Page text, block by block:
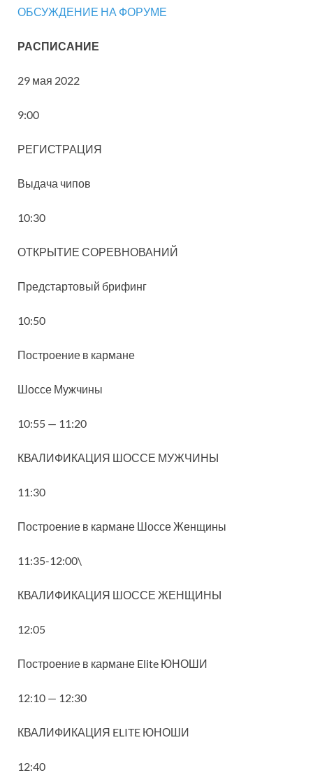
ОБСУЖДЕНИЕ НА ФОРУМЕ
РАСПИСАНИЕ
29 мая 2022
9:00
РЕГИСТРАЦИЯ
Выдача чипов
10:30
ОТКРЫТИЕ СОРЕВНОВАНИЙ
Предстартовый брифинг
10:50
Построение в кармане
Шоссе Мужчины
10:55 — 11:20
КВАЛИФИКАЦИЯ ШОССЕ МУЖЧИНЫ
11:30
Построение в кармане Шоссе Женщины
11:35-12:00\
КВАЛИФИКАЦИЯ ШОССЕ ЖЕНЩИНЫ
12:05
Построение в кармане Elite ЮНОШИ
12:10 — 12:30
КВАЛИФИКАЦИЯ ELITE ЮНОШИ
12:40